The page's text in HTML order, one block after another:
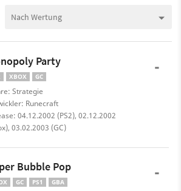
Party
XBOX GC
Strategie
Runecraft
04.12.2002 (PS2), 02.12.2002
03.02.2003 (GC)
-
Bubble Pop
GC PS1 GBA -